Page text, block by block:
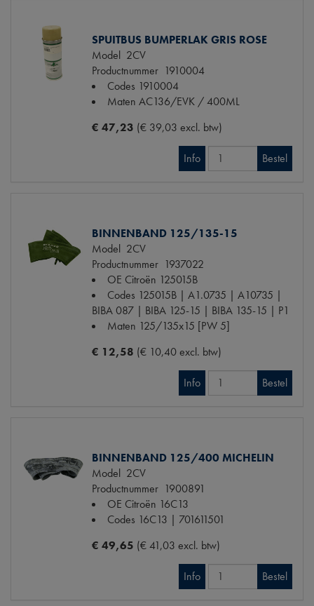
SPUITBUS BUMPERLAK GRIS ROSE
Model 2CV
Productnummer 1910004
Codes 1910004
Maten AC136/EVK / 400ML
€ 47,23 (€ 39,03 excl. btw)
Info Bestel
BINNENBAND 125/135-15
Model 2CV
Productnummer 1937022
OE Citroën 125015B
Codes 125015B | A1.0735 | A10735 |
BIBA 087 | BIBA 125-15 | BIBA 135-15 | P1
Maten 125/135x15 [PW 5]
€ 12,58 (€ 10,40 excl. btw)
Info Bestel
BINNENBAND 125/400 MICHELIN
Model 2CV
Productnummer 1900891
OE Citroën 16C13
Codes 16C13 | 701611501
€ 49,65 (€ 41,03 excl. btw)
Info Bestel